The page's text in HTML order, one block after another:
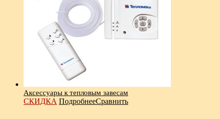
Аксессуары к тепловым завесам
СКИДКА ПодробнееСравнить